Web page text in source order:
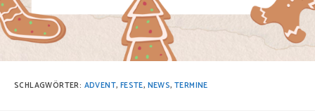
SCHLAGWÖRTER: ADVENT, FESTE, NEWS, TERMINE